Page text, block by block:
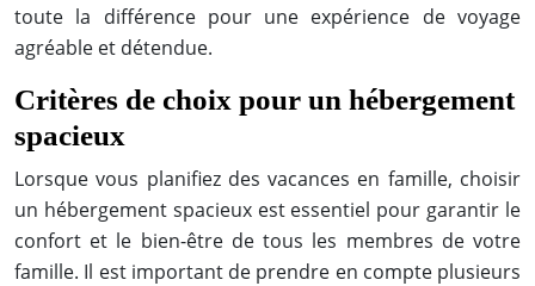
toute la différence pour une expérience de voyage
agréable et détendue.
Critères de choix pour un hébergement
spacieux
Lorsque vous planifiez des vacances en famille, choisir
un hébergement spacieux est essentiel pour garantir le
confort et le bien-être de tous les membres de votre
famille. Il est important de prendre en compte plusieurs